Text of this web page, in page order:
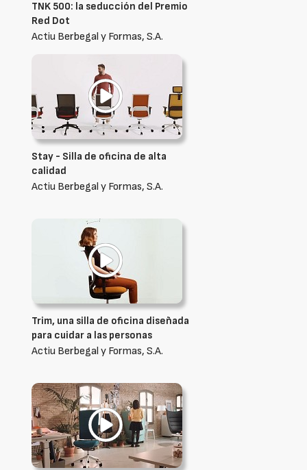
TNK 500: la seducción del Premio
Red Dot
Actiu Berbegal y Formas, S.A.
Stay - Silla de oficina de alta
calidad
Actiu Berbegal y Formas, S.A.
Trim, una silla de oficina diseñada
para cuidar a las personas
Actiu Berbegal y Formas, S.A.